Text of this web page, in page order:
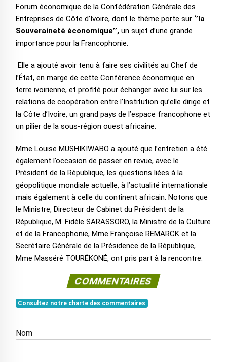
Forum économique de la Confédération Générale des
Entreprises de Côte d’Ivoire, dont le thème porte sur ‘’la
Souveraineté économique’’, un sujet d’une grande
importance pour la Francophonie.
Elle a ajouté avoir tenu à faire ses civilités au Chef de
l’État, en marge de cette Conférence économique en
terre ivoirienne, et profité pour échanger avec lui sur les
relations de coopération entre l’Institution qu’elle dirige et
la Côte d’Ivoire, un grand pays de l’espace francophone et
un pilier de la sous-région ouest africaine.
Mme Louise MUSHIKIWABO a ajouté que l’entretien a été
également l’occasion de passer en revue, avec le
Président de la République, les questions liées à la
géopolitique mondiale actuelle, à l’actualité internationale
mais également à celle du continent africain. Notons que
le Ministre, Directeur de Cabinet du Président de la
République, M. Fidèle SARASSORO, la Ministre de la Culture
et de la Francophonie, Mme Françoise REMARCK et la
Secrétaire Générale de la Présidence de la République,
Mme Masséré TOURÉKONÉ, ont pris part à la rencontre.
COMMENTAIRES
Consultez notre charte des commentaires
Nom